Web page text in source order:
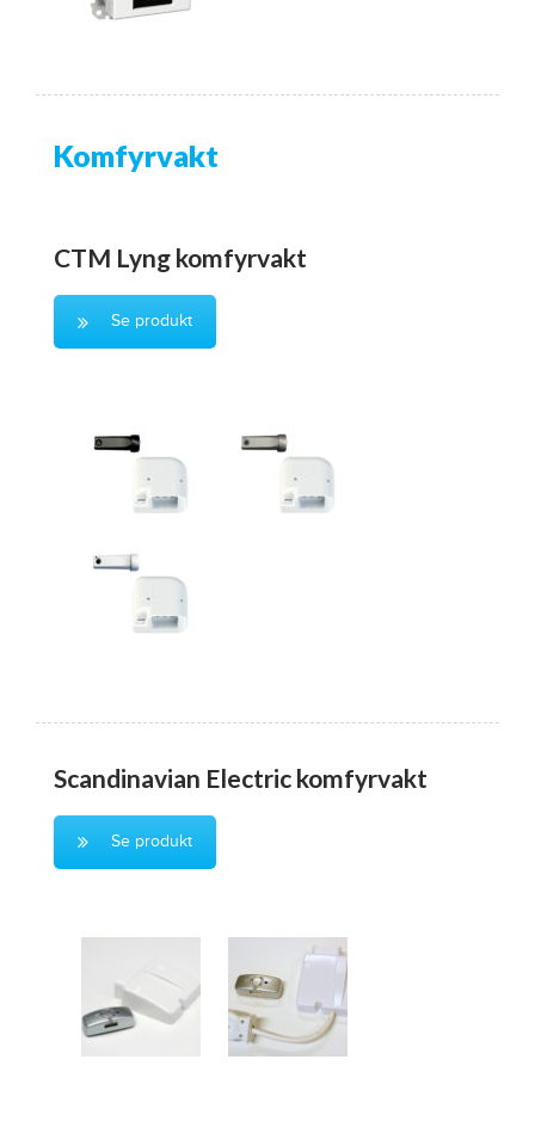
Komfyrvakt
CTM Lyng komfyrvakt
Se produkt
Scandinavian Electric komfyrvakt
Se produkt